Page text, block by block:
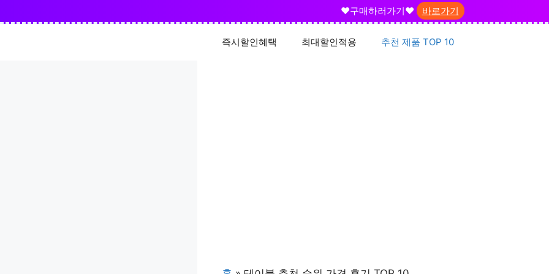
❤️구매하러가기❤️ 바로가기
즉시할인혜택 최대할인적용 추천 제품 TOP 10